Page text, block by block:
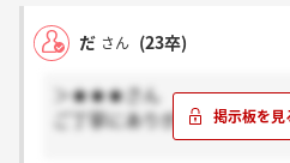
ます。
実際webテストの結果はうま
を?のようになっている方は
きたいです。
よろしくお願いします。
だ さん (23卒)
＞★★★さん
ご丁寧にありがとうござい